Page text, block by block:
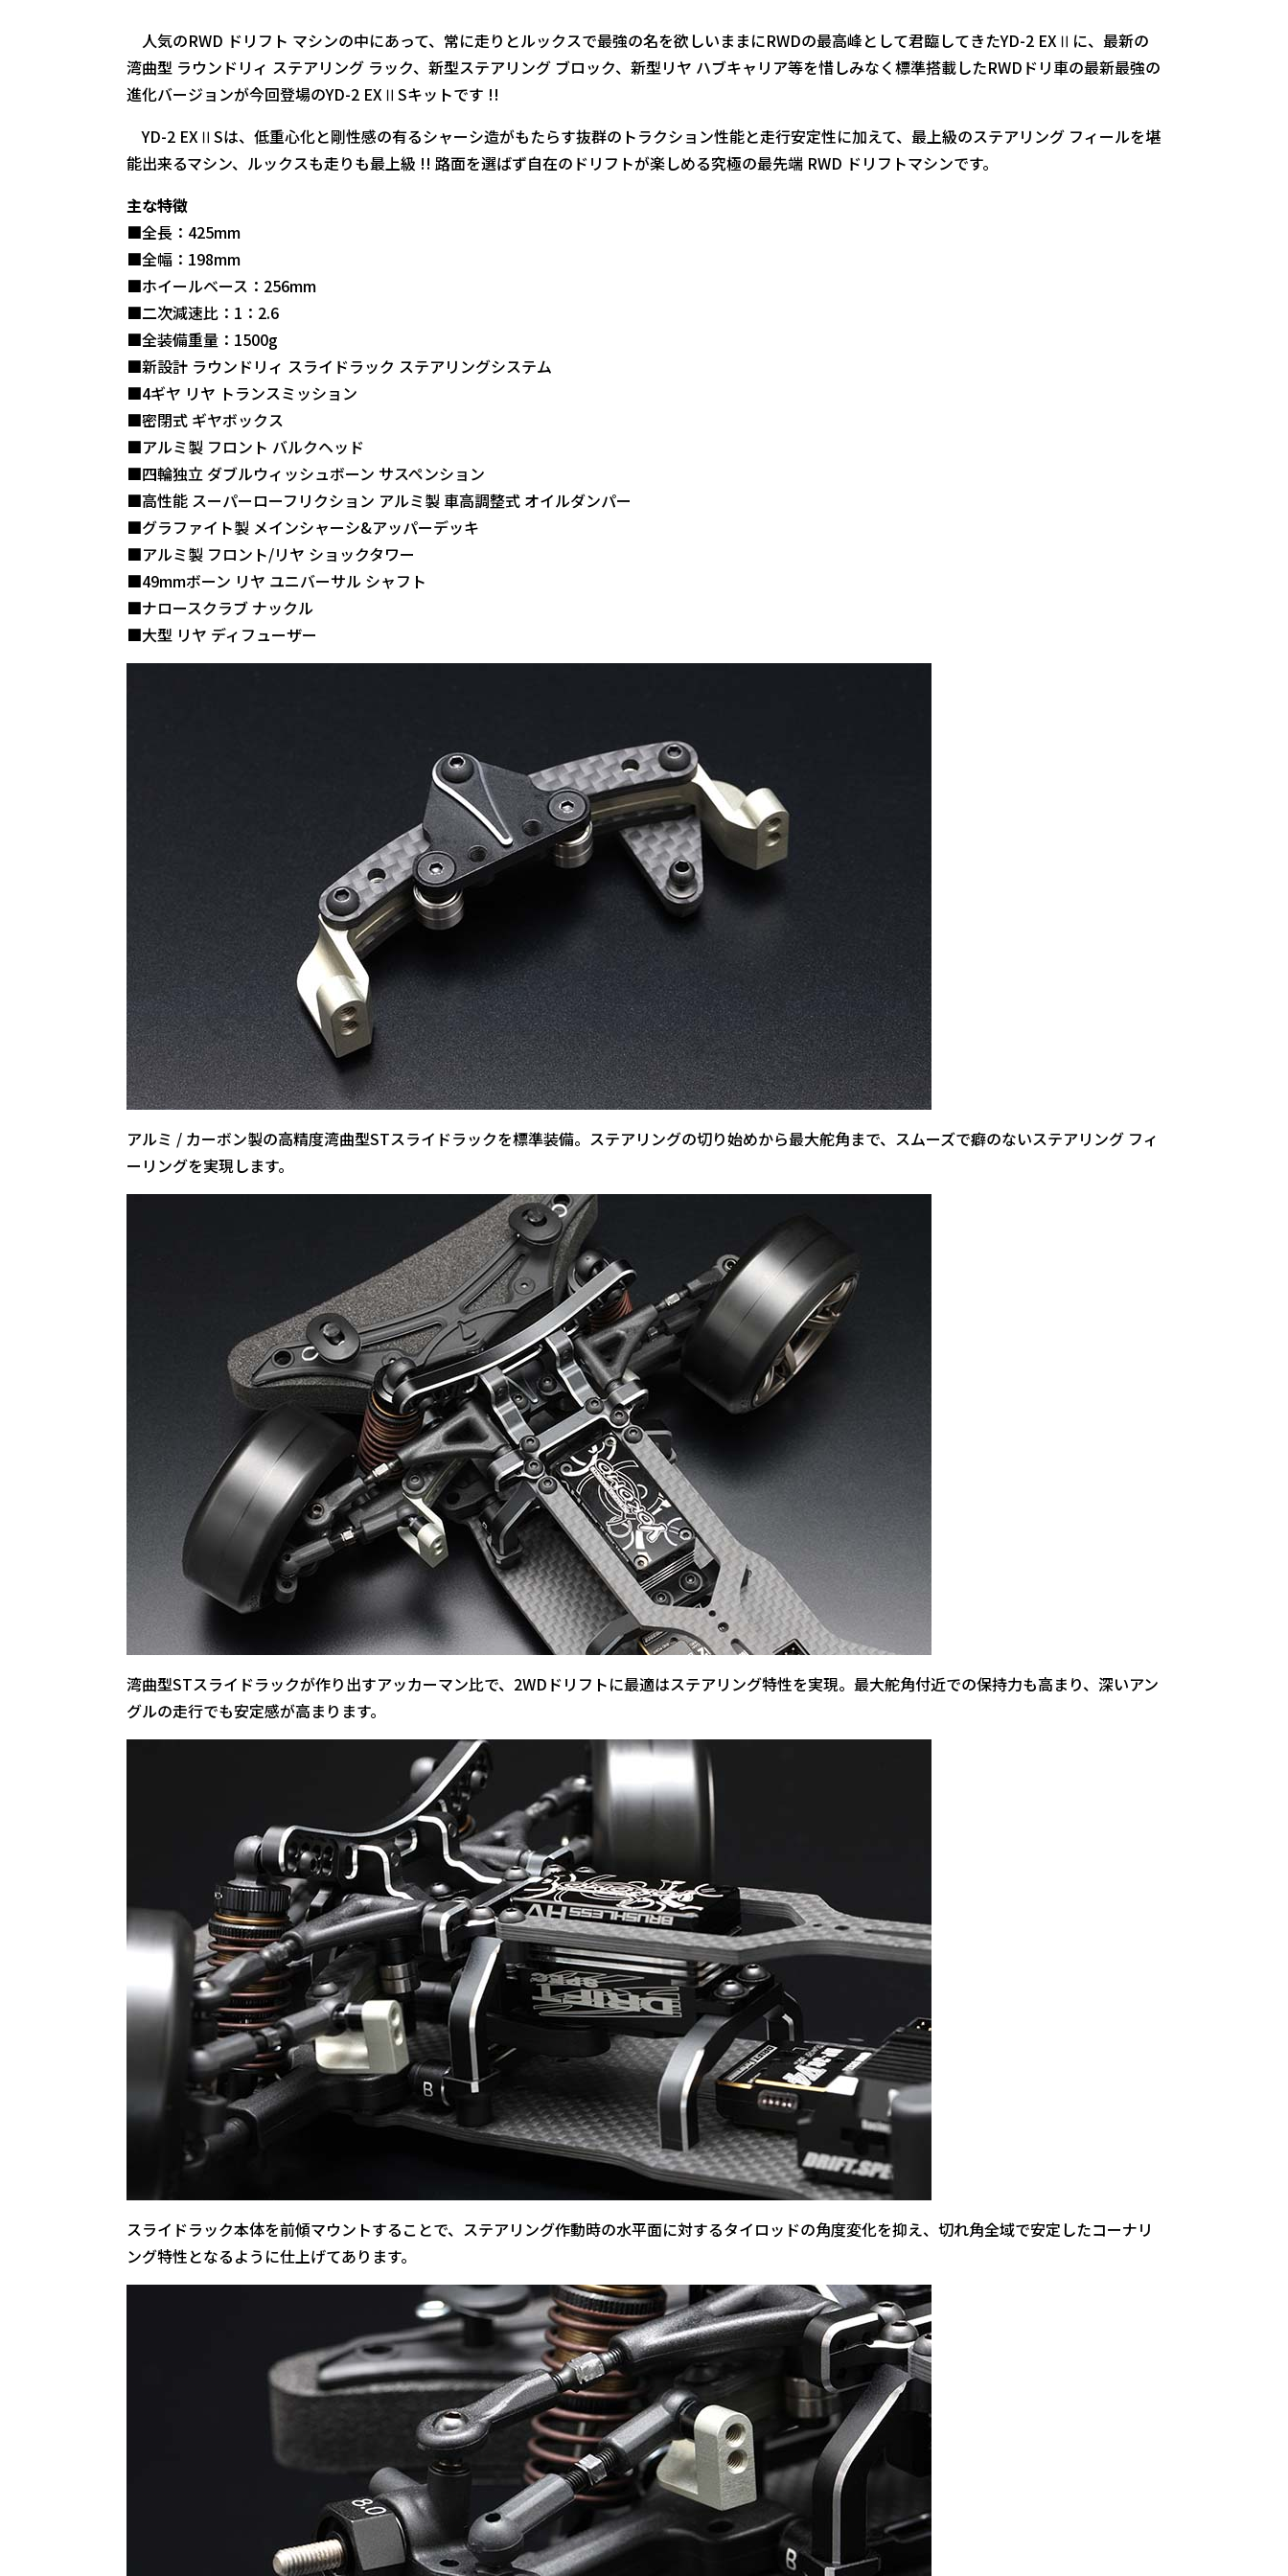
人気のRWD ドリフト マシンの中にあって、常に走りとルックスで最強の名を欲しいままにRWDの最高峰として君臨してきたYD-2 EXⅡに、最新の
湾曲型 ラウンドリィ ステアリング ラック、新型ステアリング ブロック、新型リヤ ハブキャリア等を惜しみなく標準搭載したRWDドリ車の最新最強の
進化バージョンが今回登場のYD-2 EXⅡSキットです !!
YD-2 EXⅡSは、低重心化と剛性感の有るシャーシ造がもたらす抜群のトラクション性能と走行安定性に加えて、最上級のステアリング フィールを堪
能出来るマシン、ルックスも走りも最上級 !! 路面を選ばず自在のドリフトが楽しめる究極の最先端 RWD ドリフトマシンです。
主な特徴
■全長：425mm
■全幅：198mm
■ホイールベース：256mm
■二次減速比：1：2.6
■全装備重量：1500g
■新設計 ラウンドリィ スライドラック ステアリングシステム
■4ギヤ リヤ トランスミッション
■密閉式 ギヤボックス
■アルミ製 フロント バルクヘッド
■四輪独立 ダブルウィッシュボーン サスペンション
■高性能 スーパーローフリクション アルミ製 車高調整式 オイルダンパー
■グラファイト製 メインシャーシ&アッパーデッキ
■アルミ製 フロント/リヤ ショックタワー
■49mmボーン リヤ ユニバーサル シャフト
■ナロースクラブ ナックル
■大型 リヤ ディフューザー
アルミ / カーボン製の高精度湾曲型STスライドラックを標準装備。ステアリングの切り始めから最大舵角まで、スムーズで癖のないステアリング フィ
ーリングを実現します。
湾曲型STスライドラックが作り出すアッカーマン比で、2WDドリフトに最適はステアリング特性を実現。最大舵角付近での保持力も高まり、深いアン
グルの走行でも安定感が高まります。
スライドラック本体を前傾マウントすることで、ステアリング作動時の水平面に対するタイロッドの角度変化を抑え、切れ角全域で安定したコーナリ
ング特性となるように仕上げてあります。